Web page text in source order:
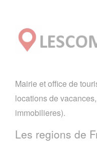
Mairie et office de
locations de
immobilieres).
Les regions de